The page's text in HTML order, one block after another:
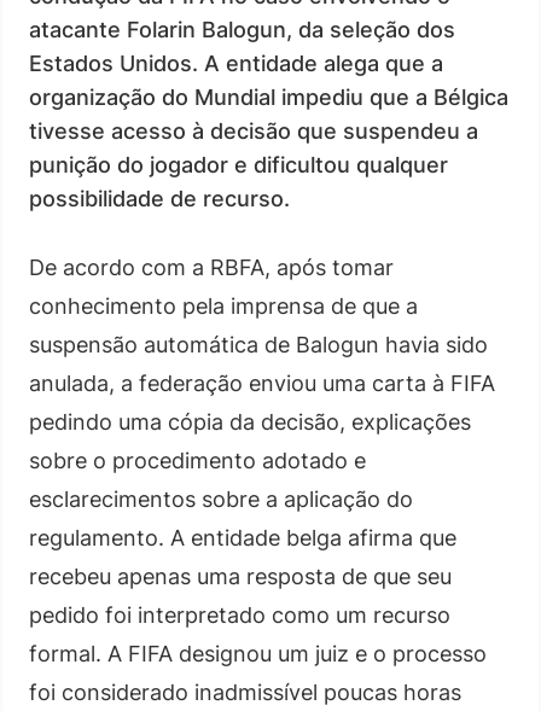
atacante Folarin Balogun, da seleção dos
Estados Unidos. A entidade alega que a
organização do Mundial impediu que a Bélgica
tivesse acesso à decisão que suspendeu a
punição do jogador e dificultou qualquer
possibilidade de recurso.
De acordo com a RBFA, após tomar
conhecimento pela imprensa de que a
suspensão automática de Balogun havia sido
anulada, a federação enviou uma carta à FIFA
pedindo uma cópia da decisão, explicações
sobre o procedimento adotado e
esclarecimentos sobre a aplicação do
regulamento. A entidade belga afirma que
recebeu apenas uma resposta de que seu
pedido foi interpretado como um recurso
formal. A FIFA designou um juiz e o processo
foi considerado inadmissível poucas horas